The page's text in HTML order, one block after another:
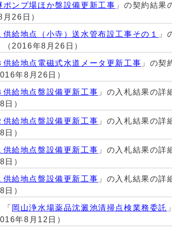
ポンプ場ほか盤設備更新工事 」の契約結果
26日）
供給地点（小寺）送水管布設工事その１
」
2016年8月26日）
供給地点電磁式水道メータ更新工事 」の契
年8月26日）
供給地点盤設備更新工事 」の入札結果の詳
）
供給地点盤設備更新工事 」の入札結果の詳
）
供給地点盤設備更新工事 」の入札結果の詳
）
供給地点盤設備更新工事 」の入札結果の詳
）
岡山浄水場薬品沈澱池清掃点検業務委託
年8月12日）